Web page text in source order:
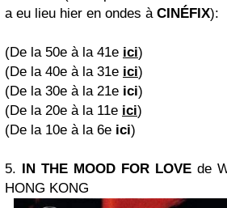
a eu lieu hier en ondes à CINÉFIX):
(De la 50e à la 41e ici)
(De la 40e à la 31e ici)
(De la 30e à la 21e ici)
(De la 20e à la 11e ici)
(De la 10e à la 6e ici)
5. IN THE MOOD FOR LOVE de
HONG KONG